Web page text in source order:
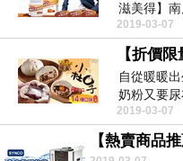
滋美得】
2019-03-07
自從暖暖
奶粉又要
拮据了起來
2019-03-07